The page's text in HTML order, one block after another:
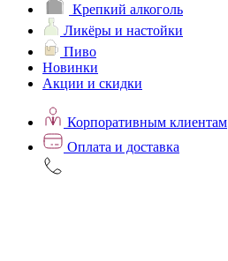
Крепкий алкоголь
Ликёры и настойки
Пиво
Новинки
Акции и скидки
Корпоративным клиентам
Оплата и доставка